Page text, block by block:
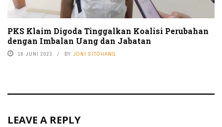
PKS Klaim Digoda Tinggalkan Koalisi Perubahan
dengan Imbalan Uang dan Jabatan
18 JUNI 2023 BY JONI SITOHANG
LEAVE A REPLY